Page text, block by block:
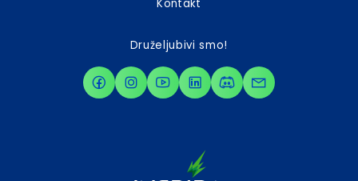
Kontakt
Druželjubivi smo!